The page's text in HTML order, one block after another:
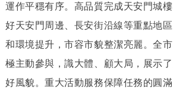
運作平穩有序。高品質完成天安門城
好天安門周邊、長安街沿線等重點地
和環境提升，市容市貌整潔亮麗。全
極主動參與，識大體、顧大局，展示
好風貌。重大活動服務保障任務的圓